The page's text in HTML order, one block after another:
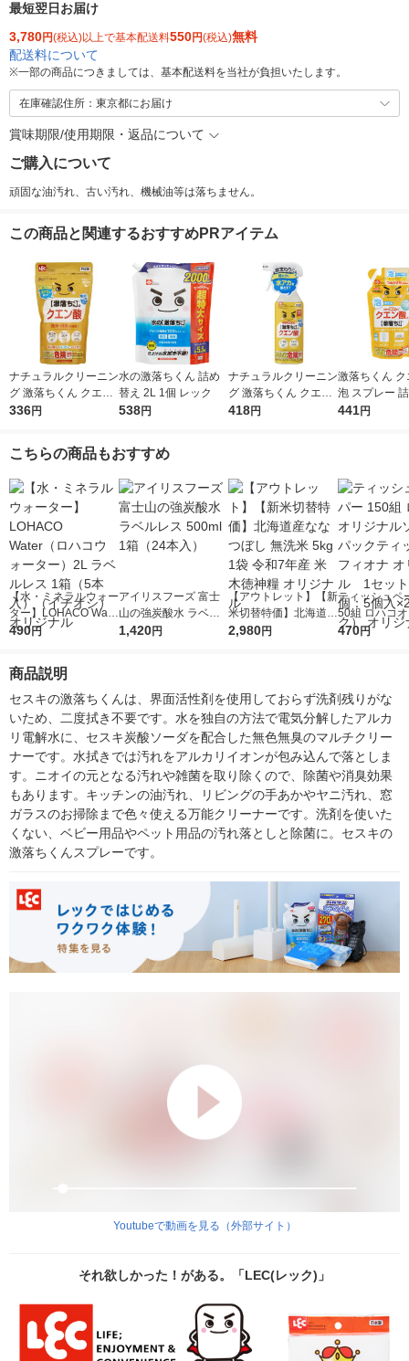
最短翌日お届け
3,780円(税込)以上で基本配送料550円(税込)無料
配送料について
※一部の商品につきましては、基本配送料を当社が負担いたします。
在庫確認住所：東京都にお届け
賞味期限/使用期限・返品について
ご購入について
頑固な油汚れ、古い汚れ、機械油等は落ちません。
この商品と関連するおすすめPRアイテム
ナチュラルクリーニン
グ 激落ちくん クエン
酸 粉末タイプ 300g 1
336円
水の激落ちくん 詰め
替え 2L 1個 レック
538円
ナチュラルクリーニン
グ 激落ちくん クエン
酸スプレー 本体 400
418円
激落ちくん ク
泡 スプレー
掃除 360ml
441円
こちらの商品もおすすめ
【水・ミネラルウォー
ター】LOHACO Wate
r（ロハコウォータ
シ） オリジナル
490円
アイリスフーズ 富士
山の強炭酸水 ラベル
レス 500ml 1箱（24
1,420円
【アウトレット】【新
米切替特価】北海道産
ななつぼし 無洗米 5k
2,980円
ティッシュペ
50組 ロハコ
ルソフトパッ
オリジナル
470円
商品説明
セスキの激落ちくんは、界面活性剤を使用しておらず洗剤残りがな
いため、二度拭き不要です。水を独自の方法で電気分解したアルカ
リ電解水に、セスキ炭酸ソーダを配合した無色無臭のマルチクリー
ナーです。水拭きでは汚れをアルカリイオンが包み込んで落としま
す。ニオイの元となる汚れや雑菌を取り除くので、除菌や消臭効果
もあります。キッチンの油汚れ、リビングの手あかやヤニ汚れ、窓
ガラスのお掃除まで色々使える万能クリーナーです。洗剤を使いた
くない、ベビー用品やペット用品の汚れ落としと除菌に。セスキの
激落ちくんスプレーです。
Youtubeで動画を見る（外部サイト）
それ欲しかった！がある。「LEC(レック)」